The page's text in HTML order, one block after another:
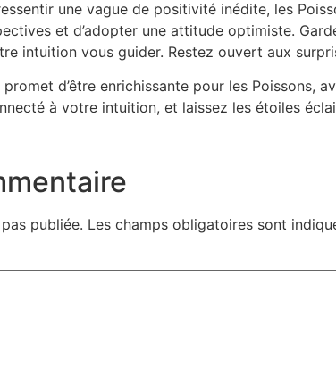
une vague de positivité inédite, les
et d’adopter une attitude optimiste.
intuition vous guider. Restez ouvert aux
d’être enrichissante pour les Poissons,
à votre intuition, et laissez les étoiles
publiée. Les champs obligatoires sont